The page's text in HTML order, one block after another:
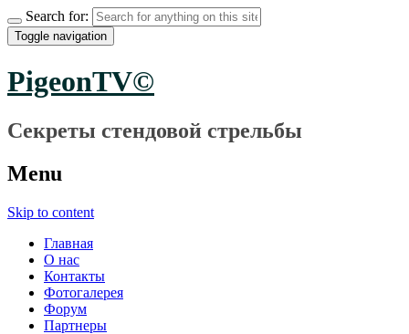
Search for:
Toggle navigation
PigeonTV©
Секреты стендовой стрельбы
Menu
Skip to content
Главная
О нас
Контакты
Фотогалерея
Форум
Партнеры